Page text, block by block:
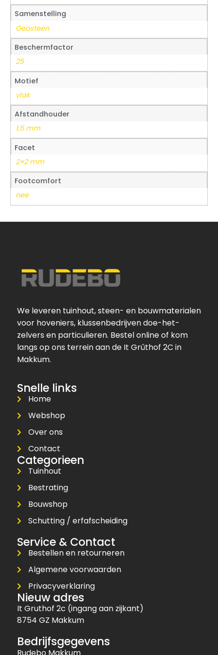
Samenstelling
Geosteen
Beschermfactor
25
Motief
vlak
Afstandhouder
1,5 mm
Facet
2×2 mm
Footcomfort
nee
We leveren tuinhout, steen- en bouwmaterialen
voor hoveniers, klussenbedrijven doe-het-
zelvers en particulieren. Bestel online of kom
langs op ons terrein aan de It Grûthof 2C in
Makkum.
Snelle links
Home
Webshop
Over ons
Contact
Categorieen
Tuinhout
Bestrating
Bouwshop
Schutting / erfafscheiding
Service & Contact
Bestellen en retourneren
Algemene voorwaarden
Privacyverklaring
Nieuw adres
It Gruthof 2c (ingang aan zijkant)
8754 GZ Makkum
Bedrijfsgegevens
Rudebo Makkum